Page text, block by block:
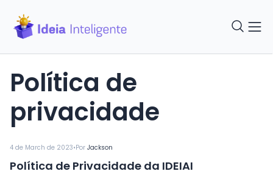
4 de March de 2023•Por Jackson
Política de
privacidade
Política de Privacidade da IDEIAI